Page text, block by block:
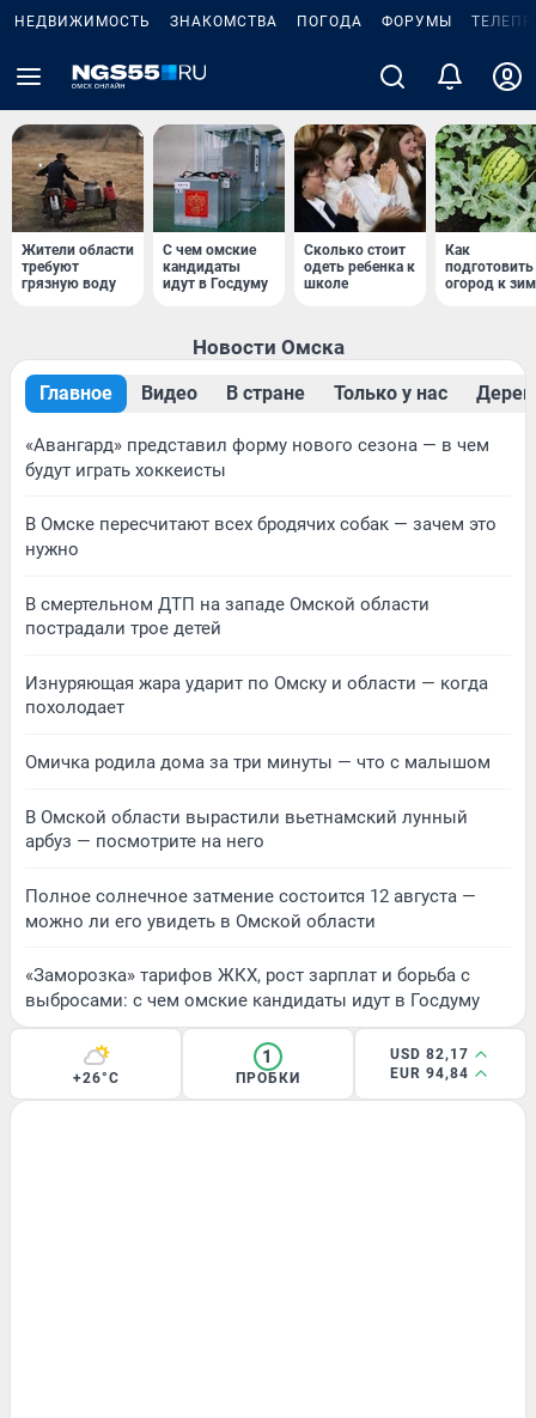
НЕДВИЖИМОСТЬ ЗНАКОМСТВА ПОГОДА ФОРУМЫ
Жители области
требуют
грязную воду
С чем омские
кандидаты
идут в Госдуму
Сколько стоит
одеть ребенка к
школе
Как
подготовить
огород к
Новости Омска
Главное Видео В стране Только у нас
«Авангард» представил форму нового сезона — в чем
будут играть хоккеисты
В Омске пересчитают всех бродячих собак — зачем это
нужно
В смертельном ДТП на западе Омской области
пострадали трое детей
Изнуряющая жара ударит по Омску и области — когда
похолодает
Омичка родила дома за три минуты — что с малышом
В Омской области вырастили вьетнамский лунный
арбуз — посмотрите на него
Полное солнечное затмение состоится 12 августа —
можно ли его увидеть в Омской области
«Заморозка» тарифов ЖКХ, рост зарплат и борьба с
выбросами: с чем омские кандидаты идут в Госдуму
+26°C
1
ПРОБКИ
USD 82,17
EUR 94,84